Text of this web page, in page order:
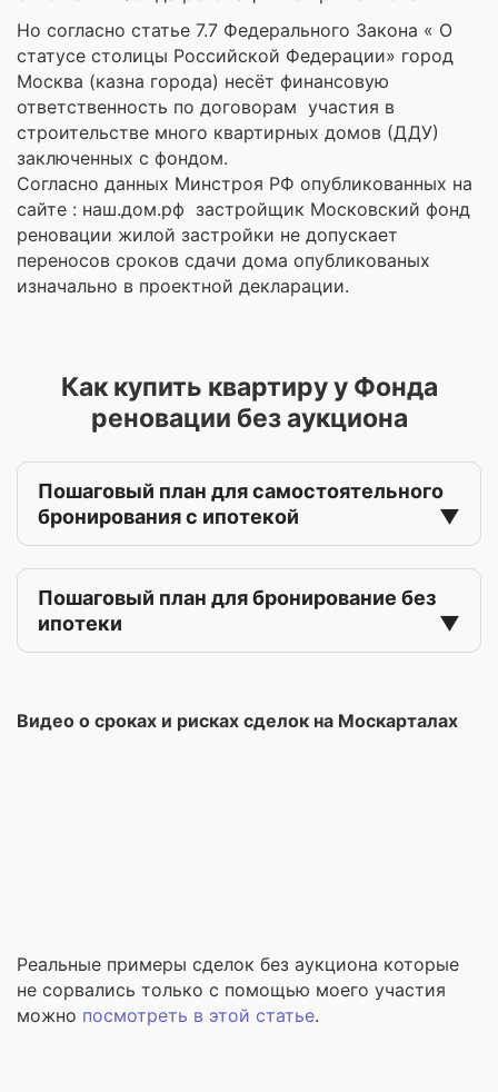
Но согласно статье 7.7 Федерального Закона « О
статусе столицы Российской Федерации» город
Москва (казна города) несёт финансовую
ответственность по договорам участия в
строительстве много квартирных домов (ДДУ)
заключенных с фондом.
Согласно данных Минстроя РФ опубликованных на
сайте : наш.дом.рф застройщик Московский фонд
реновации жилой застройки не допускает
переносов сроков сдачи дома опубликованых
изначально в проектной декларации.
Как купить квартиру у Фонда
реновации без аукциона
Пошаговый план для самостоятельного
бронирования с ипотекой
Пошаговый план для бронирование без
ипотеки
Видео о сроках и рисках сделок на Москарталах
Реальные примеры сделок без аукциона которые
не сорвались только с помощью моего участия
можно посмотреть в этой статье.